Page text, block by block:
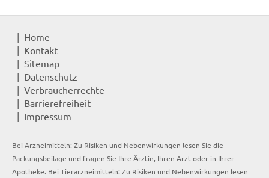
Home
Kontakt
Sitemap
Datenschutz
Verbraucherrechte
Barrierefreiheit
Impressum
Bei Arzneimitteln: Zu Risiken und Nebenwirkungen lesen Sie die
Packungsbeilage und fragen Sie Ihre Ärztin, Ihren Arzt oder in Ihrer
Apotheke. Bei Tierarzneimitteln: Zu Risiken und Nebenwirkungen lesen